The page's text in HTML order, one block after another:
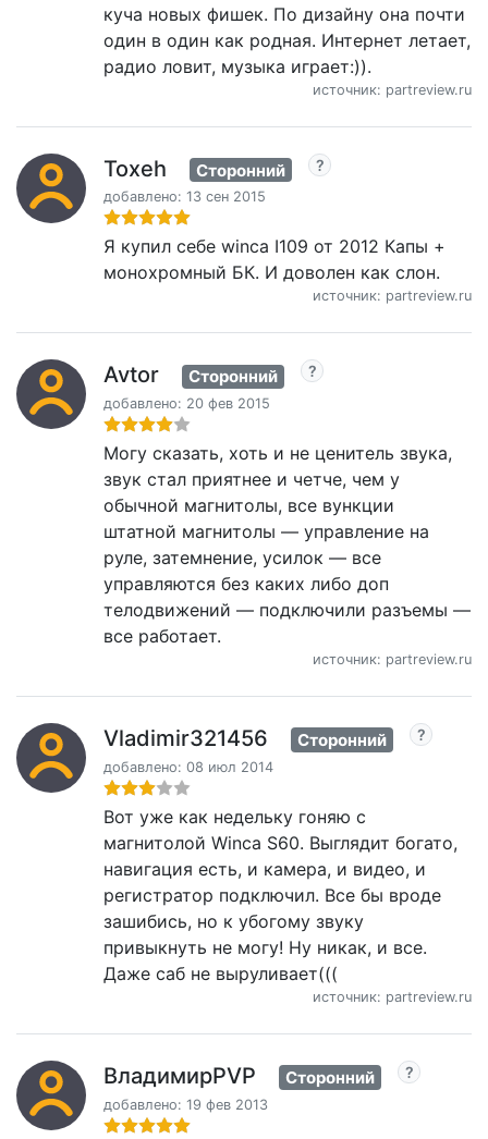
куча новых фишек. По дизайну она почти
один в один как родная. Интернет летает,
радио ловит, музыка играет:)).
источник: partreview.ru
Toxeh Сторонний
добавлено: 13 сен 2015
Я купил себе winca I109 от 2012 Капы +
монохромный БК. И доволен как слон.
источник: partreview.ru
Avtor Сторонний
добавлено: 20 фев 2015
Могу сказать, хоть и не ценитель звука,
звук стал приятнее и четче, чем у
обычной магнитолы, все вункции
штатной магнитолы — управление на
руле, затемнение, усилок — все
управляются без каких либо доп
телодвижений — подключили разъемы —
все работает.
источник: partreview.ru
Vladimir321456 Сторонний
добавлено: 08 июл 2014
Вот уже как недельку гоняю с
магнитолой Winca S60. Выглядит богато,
навигация есть, и камера, и видео, и
регистратор подключил. Все бы вроде
зашибись, но к убогому звуку
привыкнуть не могу! Ну никак, и все.
Даже саб не выруливает(((
источник: partreview.ru
ВладимирPVP Сторонний
добавлено: 19 фев 2013